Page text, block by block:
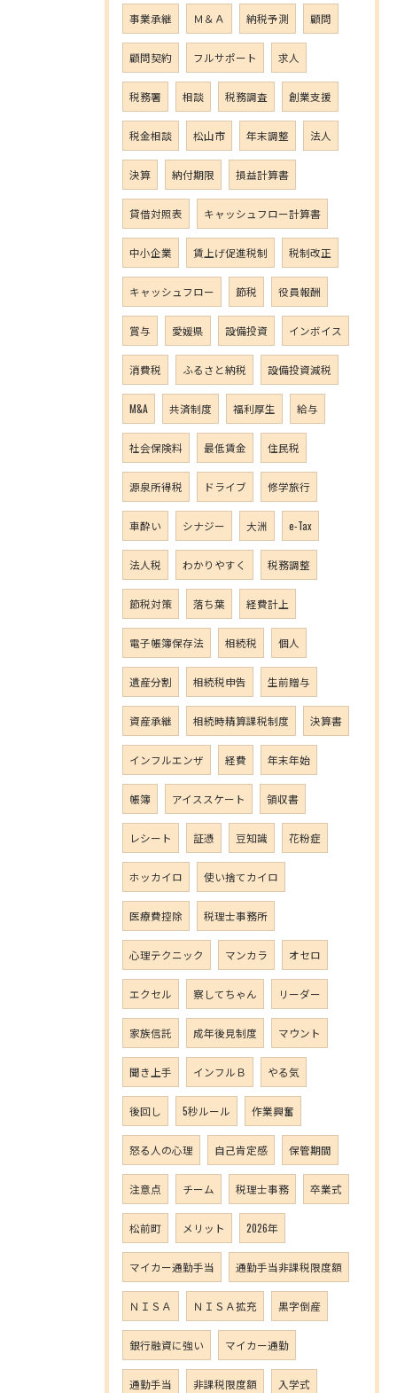
事業承継 Ｍ＆Ａ 納税予測 顧問
顧問契約 フルサポート 求人
税務署 相談 税務調査 創業支援
税金相談 松山市 年末調整 法人
決算 納付期限 損益計算書
貸借対照表 キャッシュフロー計算書
中小企業 賃上げ促進税制 税制改正
キャッシュフロー 節税 役員報酬
賞与 愛媛県 設備投資 インボイス
消費税 ふるさと納税 設備投資減税
M&A 共済制度 福利厚生 給与
社会保険料 最低賃金 住民税
源泉所得税 ドライブ 修学旅行
車酔い シナジー 大洲 e-Tax
法人税 わかりやすく 税務調整
節税対策 落ち葉 経費計上
電子帳簿保存法 相続税 個人
遺産分割 相続税申告 生前贈与
資産承継 相続時精算課税制度 決算書
インフルエンザ 経費 年末年始
帳簿 アイススケート 領収書
レシート 証憑 豆知識 花粉症
ホッカイロ 使い捨てカイロ
医療費控除 税理士事務所
心理テクニック マンカラ オセロ
エクセル 察してちゃん リーダー
家族信託 成年後見制度 マウント
聞き上手 インフルＢ やる気
後回し 5秒ルール 作業興奮
怒る人の心理 自己肯定感 保管期間
注意点 チーム 税理士事務 卒業式
松前町 メリット 2026年
マイカー通勤手当 通勤手当非課税限度額
ＮＩＳＡ ＮＩＳＡ拡充 黒字倒産
銀行融資に強い マイカー通勤
通勤手当 非課税限度額 入学式